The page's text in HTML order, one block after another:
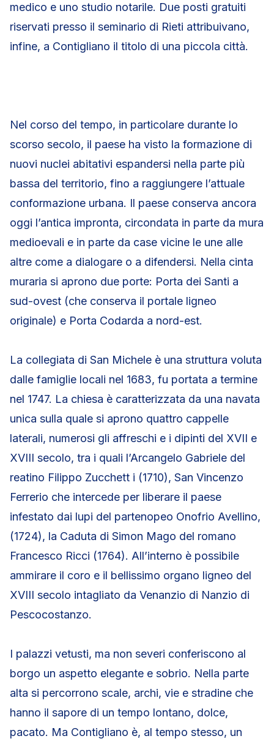
medico e uno studio notarile. Due posti gratuiti
riservati presso il seminario di Rieti attribuivano,
infine, a Contigliano il titolo di una piccola città.
Nel corso del tempo, in particolare durante lo
scorso secolo, il paese ha visto la formazione di
nuovi nuclei abitativi espandersi nella parte più
bassa del territorio, fino a raggiungere l’attuale
conformazione urbana. Il paese conserva ancora
oggi l’antica impronta, circondata in parte da mura
medioevali e in parte da case vicine le une alle
altre come a dialogare o a difendersi. Nella cinta
muraria si aprono due porte: Porta dei Santi a
sud-ovest (che conserva il portale ligneo
originale) e Porta Codarda a nord-est.
La collegiata di San Michele è una struttura voluta
dalle famiglie locali nel 1683, fu portata a termine
nel 1747. La chiesa è caratterizzata da una navata
unica sulla quale si aprono quattro cappelle
laterali, numerosi gli affreschi e i dipinti del XVII e
XVIII secolo, tra i quali l’Arcangelo Gabriele del
reatino Filippo Zucchett i (1710), San Vincenzo
Ferrerio che intercede per liberare il paese
infestato dai lupi del partenopeo Onofrio Avellino,
(1724), la Caduta di Simon Mago del romano
Francesco Ricci (1764). All’interno è possibile
ammirare il coro e il bellissimo organo ligneo del
XVIII secolo intagliato da Venanzio di Nanzio di
Pescocostanzo.
I palazzi vetusti, ma non severi conferiscono al
borgo un aspetto elegante e sobrio. Nella parte
alta si percorrono scale, archi, vie e stradine che
hanno il sapore di un tempo lontano, dolce,
pacato. Ma Contigliano è, al tempo stesso, un